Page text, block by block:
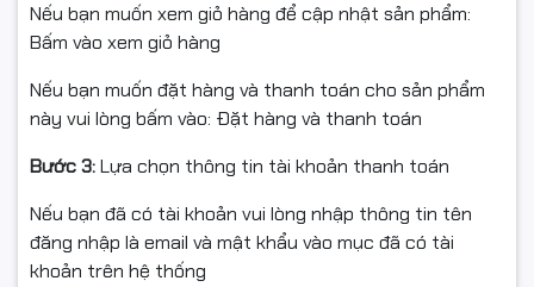
Nếu bạn muốn xem giỏ hàng để cập nhật sản phẩm:
Bấm vào xem giỏ hàng
Nếu bạn muốn đặt hàng và thanh toán cho sản phẩm
này vui lòng bấm vào: Đặt hàng và thanh toán
Bước 3:Lựa chọn thông tin tài khoản thanh toán
Nếu bạn đã có tài khoản vui lòng nhập thông tin tên
đăng nhập là email và mật khẩu vào mục đã có tài
khoản trên hệ thống